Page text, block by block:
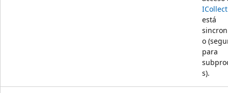
está
o
para
s).